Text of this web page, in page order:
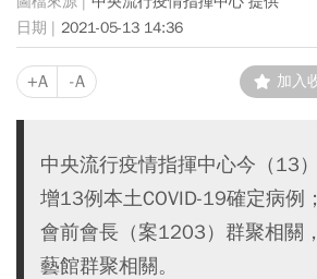
2021-05-13 14:36
+A -A 加入
中央流行疫情指揮中心今（13
增13例本土COVID-19確定病例
會前會長（案1203）群聚相關
藝館群聚相關。